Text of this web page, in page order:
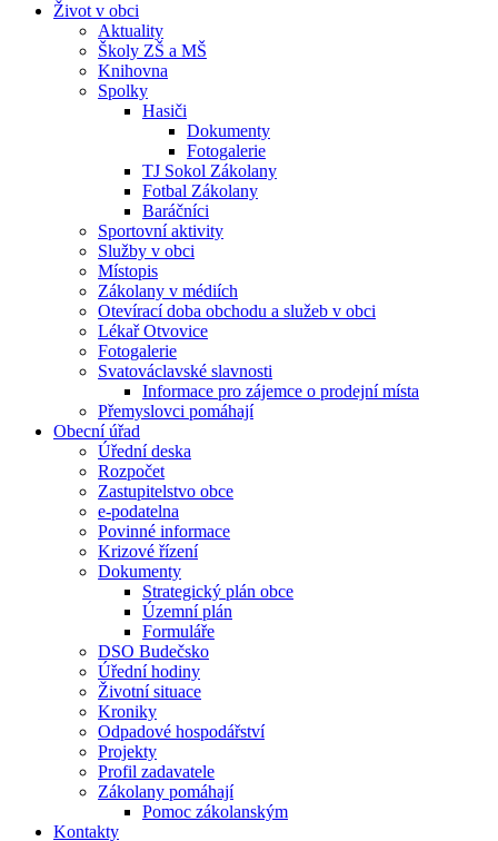
Život v obci
Aktuality
Školy ZŠ a MŠ
Knihovna
Spolky
Hasiči
Dokumenty
Fotogalerie
TJ Sokol Zákolany
Fotbal Zákolany
Baráčníci
Sportovní aktivity
Služby v obci
Místopis
Zákolany v médiích
Otevírací doba obchodu a služeb v obci
Lékař Otvovice
Fotogalerie
Svatováclavské slavnosti
Informace pro zájemce o prodejní místa
Přemyslovci pomáhají
Obecní úřad
Úřední deska
Rozpočet
Zastupitelstvo obce
e-podatelna
Povinné informace
Krizové řízení
Dokumenty
Strategický plán obce
Územní plán
Formuláře
DSO Budečsko
Úřední hodiny
Životní situace
Kroniky
Odpadové hospodářství
Projekty
Profil zadavatele
Zákolany pomáhají
Pomoc zákolanským
Kontakty